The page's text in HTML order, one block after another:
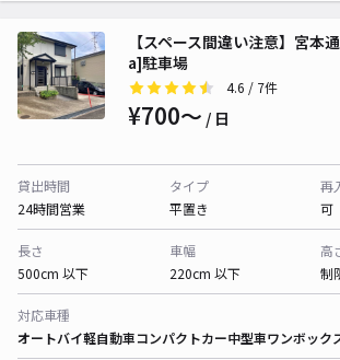
【スペース間違い注意】宮本
a]駐車場
4.6 / 7件
¥700〜 / 日
貸出時間
24時間営業
タイプ
平置き
再
可
長さ
500cm 以下
車幅
220cm 以下
高
制
対応車種
オートバイ軽自動車コンパクトカー中型車ワンボック